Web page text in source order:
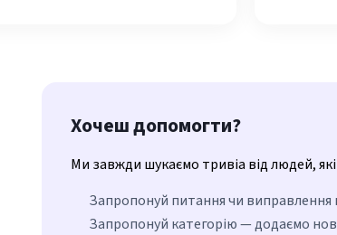
Хочеш допомогти?
Ми завжди шукаємо тривіа від людей,
Запропонуй питання чи
Запропонуй категорію — додаємо